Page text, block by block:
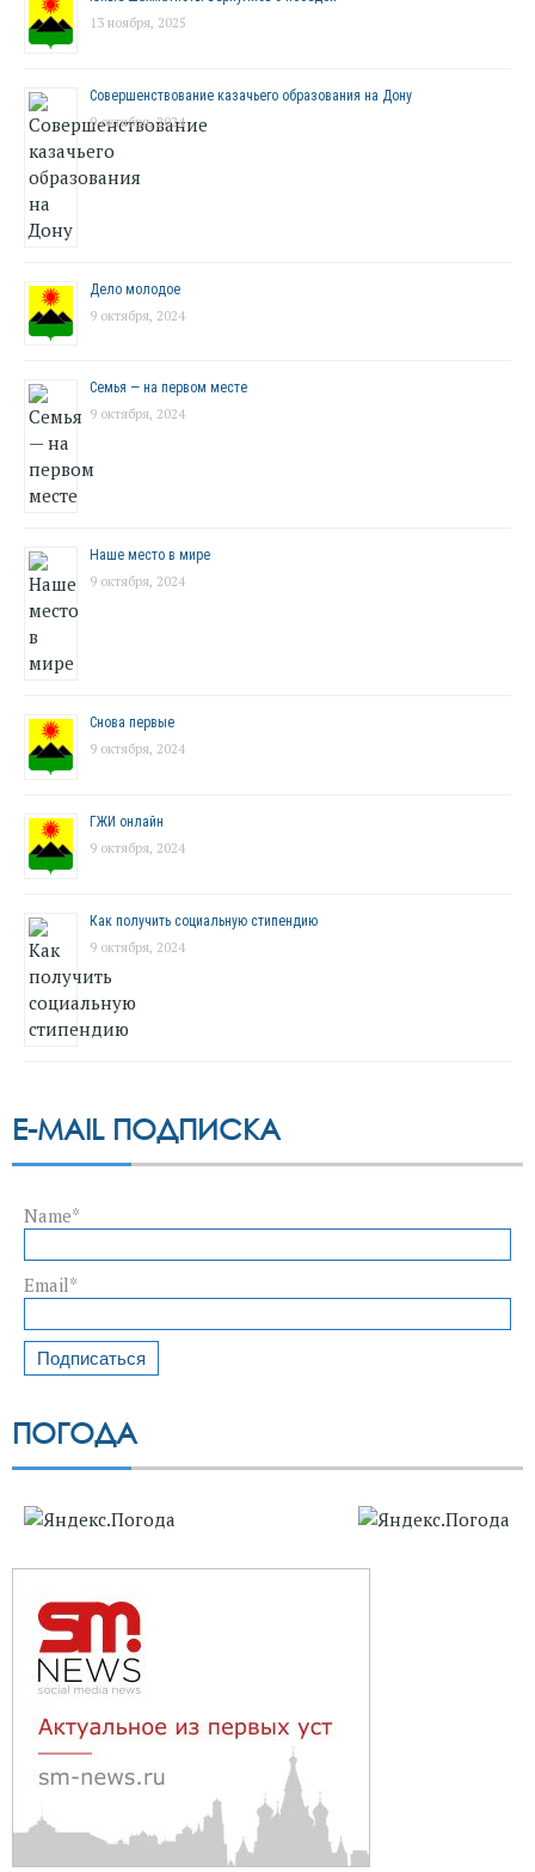
13 ноября, 2025
Совершенствование казачьего образования на Дону
9 октября, 2024
Дело молодое
9 октября, 2024
Семья — на первом месте
9 октября, 2024
Наше место в мире
9 октября, 2024
Снова первые
9 октября, 2024
ГЖИ онлайн
9 октября, 2024
Как получить социальную стипендию
9 октября, 2024
E-MAIL ПОДПИСКА
Name*
Email*
ПОГОДА